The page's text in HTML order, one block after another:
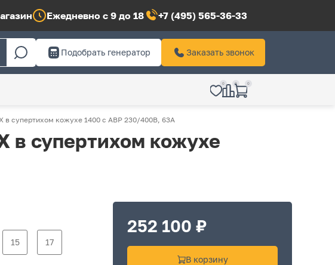
Ежедневно с 9 до 18 +7 (495) 565-36-33
Подобрать генератор Заказать звонок
0 0 0
в супертихом кожухе 1400 с АВР 230/400В, 63А
в супертихом кожухе
15 17
252 100 ₽
В корзину